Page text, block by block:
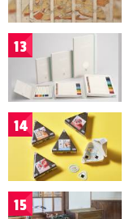
13
14
15